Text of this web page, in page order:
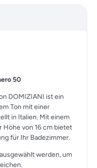
50
DOMIZIANI ist ein
Ton mit einer
in Italien. Mit einem
Höhe von 16 cm bietet
für Ihr Badezimmer.
werden, um